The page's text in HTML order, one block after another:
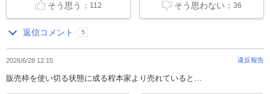
そう思わない： 36
そう思う： 112
返信コメント 5
2026/6/28 12:15 違反報告
販売枠を使い切る状態に成る程本家より売れていると…